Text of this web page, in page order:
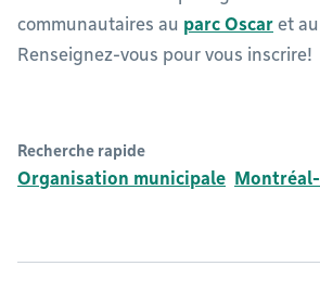
communautaires au parc Oscar et au
Renseignez-vous pour vous inscrire!
Recherche rapide
Organisation municipale